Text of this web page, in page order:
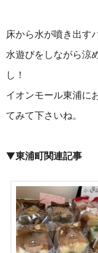
床から水が噴き出す
水遊びをしながら涼
し！
イオンモール東浦に
てみて下さいね。
▼東浦町関連記事